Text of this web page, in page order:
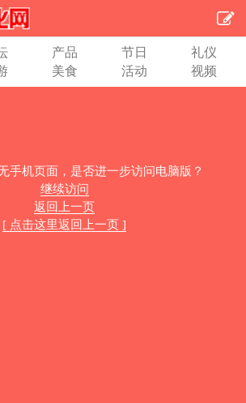
产品 节日
礼仪
美食 活动 视频
手机页面，是否进一步访问电脑版？
继续访问
返回上一页
[ 点击这里返回上一页 ]